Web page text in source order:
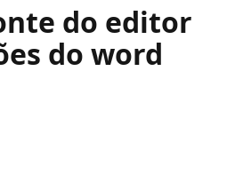
do editor
do word